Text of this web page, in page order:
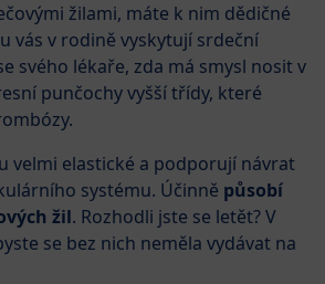
žilami, máte k nim dědičné
vás v rodině vyskytují srdeční
svého lékaře, zda má smysl nosit v
punčochy vyšší třídy, které
velmi elastické a podporují návrat
systému. Účinně působí
žil. Rozhodli jste se letět? V
se bez nich neměla vydávat na